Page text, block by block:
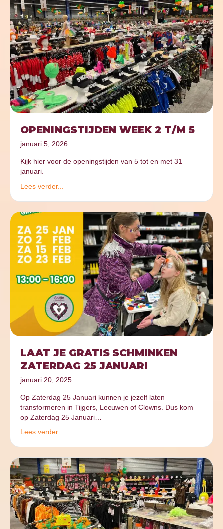
OPENINGSTIJDEN WEEK 2 T/M 5
januari 5, 2026
Kijk hier voor de openingstijden van 5 tot en met 31
januari.
Lees verder...
LAAT JE GRATIS SCHMINKEN
ZATERDAG 25 JANUARI
januari 20, 2025
Op Zaterdag 25 Januari kunnen je jezelf laten
transformeren in Tijgers, Leeuwen of Clowns. Dus kom
op Zaterdag 25 Januari…
Lees verder...